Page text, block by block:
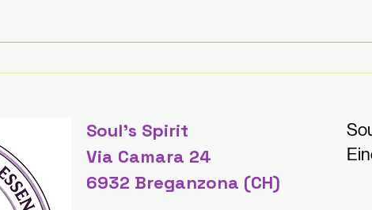
&
Soul's Spirit
Via Camara 24
6932 Breganzona (CH)